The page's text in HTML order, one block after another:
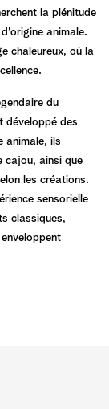
la plénitude
animale.
chaleureux, où la
du
développé des
animale, ils
cajou, ainsi que
les créations.
sensorielle
classiques,